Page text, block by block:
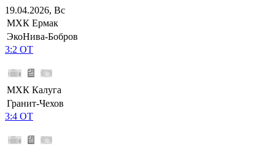
19.04.2026, Вс
МХК Ермак
ЭкоНива-Бобров
3:2 ОТ
МХК Калуга
Гранит-Чехов
3:4 ОТ